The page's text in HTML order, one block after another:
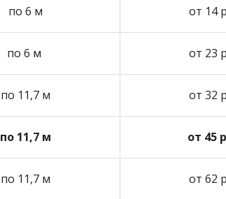
по 6 м от 14
по 6 м от 23
по 11,7 м от 32
по 11,7 м от 45
по 11,7 м от 62